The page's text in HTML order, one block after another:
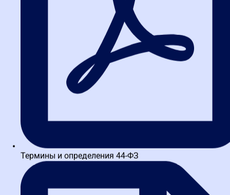
Выбор формата обучения зависит от ваших целей и графика. В
таблице ниже представлены ключевые различия, которые
Преимущества Недостатки
Живое общение с
экспертами, нетворкинг,
возможность задать
Дистанционный
Меньше живого
самодисциплина.
Гибридный
Сочетает лучшие стороны
очно.
Может быть
дороже, требует
технической
подготовки.
Термины и определения 44-ФЗ